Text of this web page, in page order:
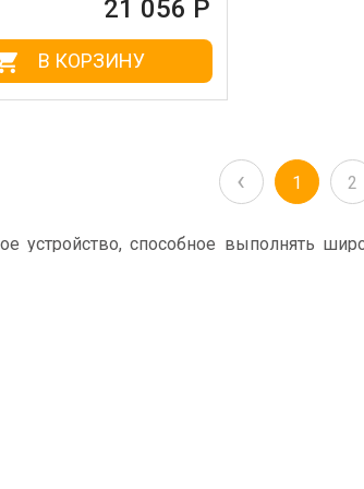
21 056 Р
В КОРЗИНУ
‹ 1 2
способное выполнять